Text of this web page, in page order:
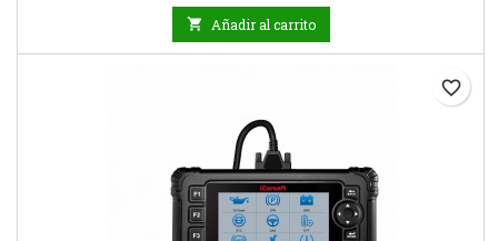
 Añadir al carrito
favorite_border